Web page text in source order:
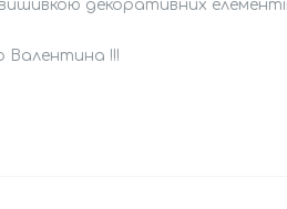
декоративних
Валентина !!!